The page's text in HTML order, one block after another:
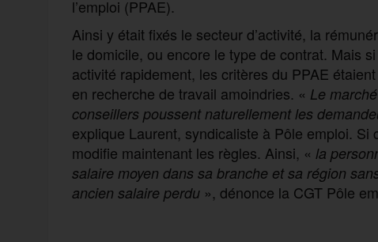
l’emploi (PPAE).
Ainsi y était fixés le secteur d’activité, la
le domicile, ou encore le type de contrat. Mais
activité rapidement, les critères du PPAE
en recherche de travail amoindries. « Le
conseillers poussent naturellement les
explique Laurent, syndicaliste à Pôle emploi.
modifie maintenant les règles. Ainsi, « la
salaire moyen dans sa branche et sa région
ancien salaire perdu», dénonce la CGT Pôle